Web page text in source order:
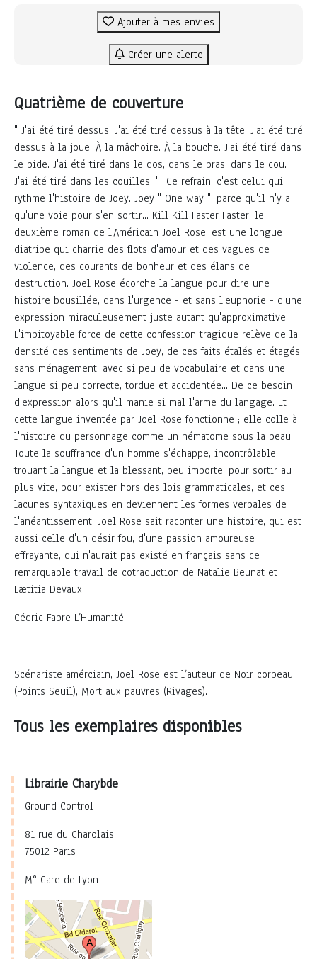
Ajouter à mes envies
Créer une alerte
Quatrième de couverture
" J'ai été tiré dessus. J'ai été tiré dessus à la tête. J'ai été tiré
dessus à la joue. À la mâchoire. À la bouche. J'ai été tiré dans
le bide. J'ai été tiré dans le dos, dans le bras, dans le cou.
J'ai été tiré dans les couilles. " Ce refrain, c'est celui qui
rythme l'histoire de Joey. Joey " One way ", parce qu'il n'y a
qu'une voie pour s'en sortir... Kill Kill Faster Faster, le
deuxième roman de l'Américain Joel Rose, est une longue
diatribe qui charrie des flots d'amour et des vagues de
violence, des courants de bonheur et des élans de
destruction. Joel Rose écorche la langue pour dire une
histoire bousillée, dans l'urgence - et sans l'euphorie - d'une
expression miraculeusement juste autant qu'approximative.
L'impitoyable force de cette confession tragique relève de la
densité des sentiments de Joey, de ces faits étalés et étagés
sans ménagement, avec si peu de vocabulaire et dans une
langue si peu correcte, tordue et accidentée... De ce besoin
d'expression alors qu'il manie si mal l'arme du langage. Et
cette langue inventée par Joel Rose fonctionne ; elle colle à
l'histoire du personnage comme un hématome sous la peau.
Toute la souffrance d'un homme s'échappe, incontrôlable,
trouant la langue et la blessant, peu importe, pour sortir au
plus vite, pour exister hors des lois grammaticales, et ces
lacunes syntaxiques en deviennent les formes verbales de
l'anéantissement. Joel Rose sait raconter une histoire, qui est
aussi celle d'un désir fou, d'une passion amoureuse
effrayante, qui n'aurait pas existé en français sans ce
remarquable travail de cotraduction de Natalie Beunat et
Lætitia Devaux.
Cédric Fabre L’Humanité
Scénariste amérciain, Joel Rose est l’auteur de Noir corbeau
(Points Seuil), Mort aux pauvres (Rivages).
Tous les exemplaires disponibles
Librairie Charybde
Ground Control
81 rue du Charolais
75012 Paris
M° Gare de Lyon